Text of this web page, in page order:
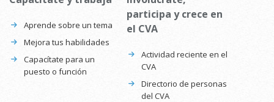
Aprende sobre un tema
Mejora tus habilidades
Capacítate para un
puesto o función
participa y crece en
el CVA
Actividad reciente en el
CVA
Directorio de personas
del CVA